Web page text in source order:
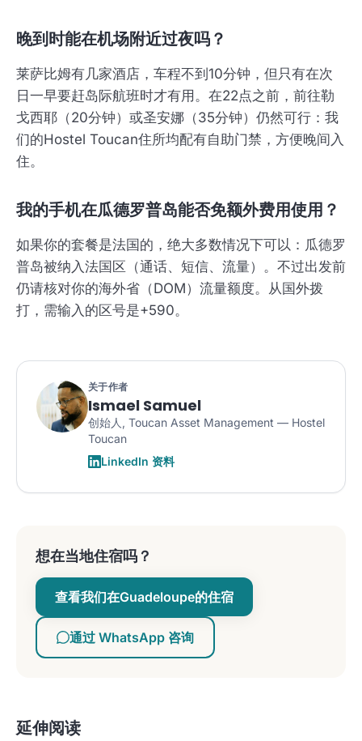
晚到时能在机场附近过夜吗？
莱萨比姆有几家酒店，车程不到10分钟，但只有在次
日一早要赶岛际航班时才有用。在22点之前，前往勒
戈西耶（20分钟）或圣安娜（35分钟）仍然可行：我
们的Hostel Toucan住所均配有自助门禁，方便晚间入
住。
我的手机在瓜德罗普岛能否免额外费用使用？
如果你的套餐是法国的，绝大多数情况下可以：瓜德罗
普岛被纳入法国区（通话、短信、流量）。不过出发前
仍请核对你的海外省（DOM）流量额度。从国外拨
打，需输入的区号是+590。
关于作者
Ismael Samuel
创始人, Toucan Asset Management — Hostel
Toucan
LinkedIn 资料
想在当地住宿吗？
查看我们在Guadeloupe的住宿
通过 WhatsApp 咨询
延伸阅读